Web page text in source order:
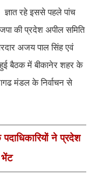
ज्ञात रहे इससे पहले पांच
की प्रदेश अपील समिति
अजय पाल सिंह एवं
हुई बैठक में बीकानेर शहर के
मंडल के निर्वाचन से
ने प्रदेश
भेंट